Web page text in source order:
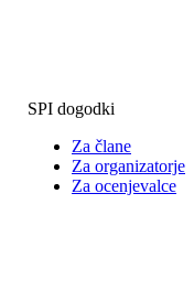
SPI dogodki
Za člane
Za organizatorje
Za ocenjevalce